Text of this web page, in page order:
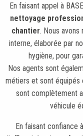
En faisant appel à
nettoyage
chantier. Nous
interne, élaborée par
hygiène, pour
Nos agents sont
métiers et sont équipés
sont complètement
véhicule
En faisant confiance